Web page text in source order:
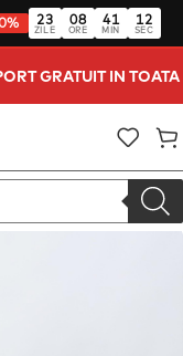
23
ZILE
08
ORE
41
MIN
12
SEC
GRATUIT IN